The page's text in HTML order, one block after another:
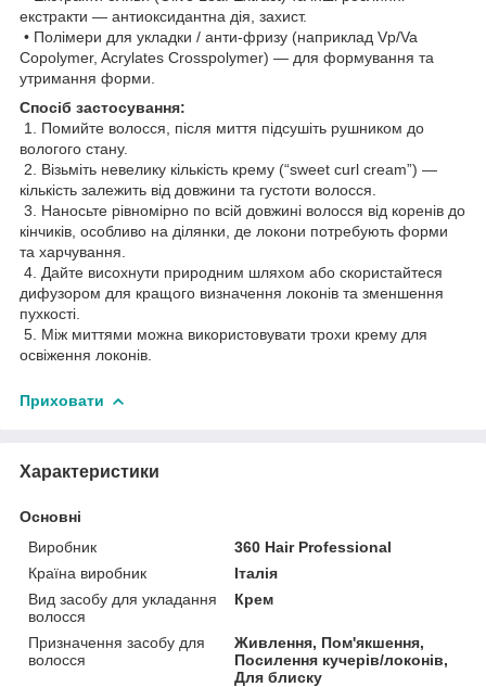
екстракти — антиоксидантна дія, захист.
• Полімери для укладки / анти-фризу (наприклад Vp/Va
Copolymer, Acrylates Crosspolymer) — для формування та
утримання форми.
Спосіб застосування:
1. Помийте волосся, після миття підсушіть рушником до
вологого стану.
2. Візьміть невелику кількість крему (“sweet curl cream”) —
кількість залежить від довжини та густоти волосся.
3. Наносьте рівномірно по всій довжині волосся від коренів до
кінчиків, особливо на ділянки, де локони потребують форми
та харчування.
4. Дайте висохнути природним шляхом або скористайтеся
дифузором для кращого визначення локонів та зменшення
пухкості.
5. Між миттями можна використовувати трохи крему для
освіження локонів.
Приховати
Характеристики
Основні
Виробник
360 Hair Professional
Країна виробник
Італія
Вид засобу для укладання
волосся
Крем
Призначення засобу для
волосся
Живлення, Пом'якшення,
Посилення кучерів/локонів,
Для блиску